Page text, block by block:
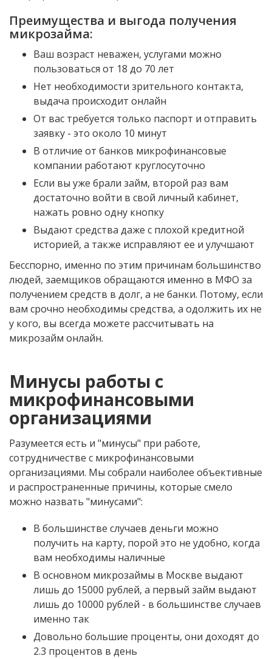
Преимущества и выгода получения
микрозайма:
Ваш возраст неважен, услугами можно
пользоваться от 18 до 70 лет
Нет необходимости зрительного контакта,
выдача происходит онлайн
От вас требуется только паспорт и отправить
заявку - это около 10 минут
В отличие от банков микрофинансовые
компании работают круглосуточно
Если вы уже брали займ, второй раз вам
достаточно войти в свой личный кабинет,
нажать ровно одну кнопку
Выдают средства даже с плохой кредитной
историей, а также исправляют ее и улучшают
Бесспорно, именно по этим причинам большинство
людей, заемщиков обращаются именно в МФО за
получением средств в долг, а не банки. Потому, если
вам срочно необходимы средства, а одолжить их не
у кого, вы всегда можете рассчитывать на
микрозайм онлайн.
Минусы работы с
микрофинансовыми
организациями
Разумеется есть и "минусы" при работе,
сотрудничестве с микрофинансовыми
организациями. Мы собрали наиболее объективные
и распространенные причины, которые смело
можно назвать "минусами":
В большинстве случаев деньги можно
получить на карту, порой это не удобно, когда
вам необходимы наличные
В основном микрозаймы в Москве выдают
лишь до 15000 рублей, а первый займ выдают
лишь до 10000 рублей - в большинстве случаев
именно так
Довольно большие проценты, они доходят до
2.3 процентов в день